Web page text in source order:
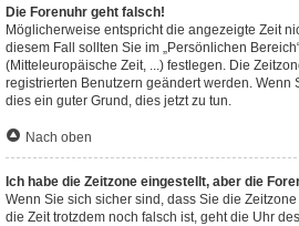
Die Forenuhr geht falsch!
Möglicherweise entspricht die angezeigte Zeit
diesem Fall sollten Sie im „Persönlichen
(Mitteleuropäische Zeit, ...) festlegen. Die
registrierten Benutzern geändert werden. Wenn
dies ein guter Grund, dies jetzt zu tun.
Nach oben
Ich habe die Zeitzone eingestellt, aber die
Wenn Sie sich sicher sind, dass Sie die
die Zeit trotzdem noch falsch ist, geht die Uhr